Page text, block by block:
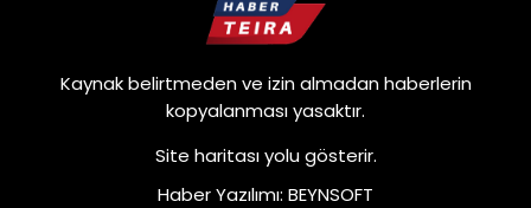
Kaynak belirtmeden ve izin almadan haberlerin
kopyalanması yasaktır.
Site haritasıyolu gösterir.
Haber Yazılımı: BEYNSOFT